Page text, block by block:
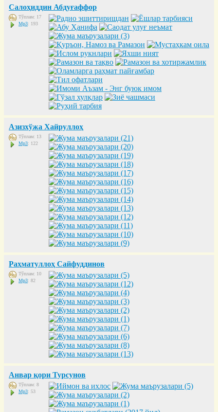
Салоҳиддин Абдуғаффор
Тўплам: 17
Mp3: 193
Азизхўжа Хайруллоҳ
Тўплам: 13
Mp3: 122
Раҳматуллоҳ Сайфуддинов
Тўплам: 10
Mp3: 82
Анвар қори Турсунов
Тўплам: 8
Mp3: 53